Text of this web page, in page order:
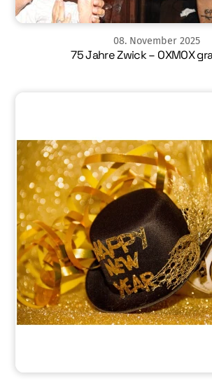
08. November 2025
75 Jahre Zwick – OXMOX